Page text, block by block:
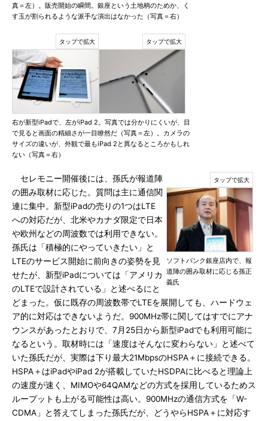
真＝左）。販売開始の瞬間。銀座という土地柄のためか、く
す玉が割られるような派手な演出はなかった（写真＝右）
右が新型iPadで、左がiPad 2。写真では分かりにくいが、目
で見ると画面の精細さが一目瞭然だ（写真＝左）。カメラの
サイズの違いが、外観で最もiPad 2と異なるところかもしれ
ない（写真＝右）
ソフトバンク銀座店内で、報
道陣の囲み取材に応じる孫正
義氏
セレモニー開催後には、孫氏が報道陣
の囲み取材に応じた。質問は主に通信関
連に集中。新型iPadの売りの1つはLTE
への対応だが、北米やカナダ限定で日本
や欧州などの周波数では利用できない。
孫氏は「積極的にやっていきたい」と
LTEのサービス開始に前向きの姿勢を見
せたが、新型iPadについては「アメリカ
のLTEで設計されている」と述べるにと
どまった。仮に既存の周波数帯でLTEを展開しても、ハードウェ
ア的に対応はできないようだ。900MHz帯に関してはすでにアナ
ウンスがあったとおりで、7月25日から新型iPadでも利用可能に
なるという。取材時には「速度はそんなに変わらない」と述べて
いた孫氏だが、実際は下り最大21MbpsのHSPA＋に接続できる。
HSPA＋はiPadやiPad 2が搭載していたHSDPAに比べると理論上
の速度が速く、MIMOや64QAMなどの方式を採用しているためス
ループットも上がる可能性は高い。900MHzの通信方式を「W-
CDMA」と答えてしまった孫氏だが、どうやらHSPA＋に対応す